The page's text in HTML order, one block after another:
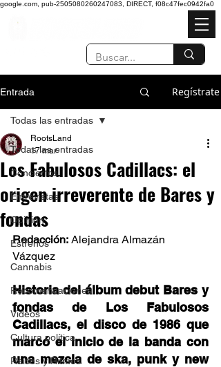
google.com, pub-2505080260247083, DIRECT, f08c47fec0942fa0
Entrada Regístrate
Todas las entradas
Conciertos
Entrevistas
Opinión
Estrenos
Cannabis
Recomendaciones
Videos
Cultura política
Raíces y Ritmos
Todas las entradas
Los Fabulosos Cadillacs: el
origen irreverente de Bares y
fondas
RootsLand
17 mar
Redacción: Alejandra Almazán
Vázquez
Historia del álbum debut Bares y
fondas de Los Fabulosos
Cadillacs, el disco de 1986 que
marcó el inicio de la banda con
una mezcla de ska, punk y new